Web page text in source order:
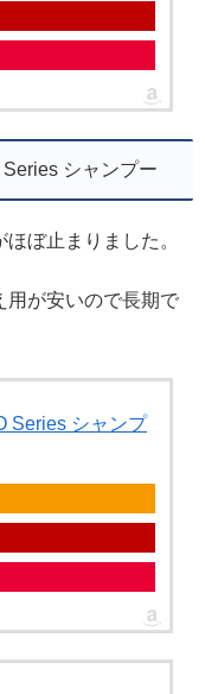
シャンプー
ぼ止まりました。
用が安いので長期で
Series シャンプ